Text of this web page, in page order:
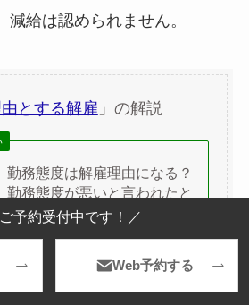
減給は認められません。
とする解雇 」の解説
勤務態度は解雇理由になる？
勤務態度が悪いと言われたと
きの対処法を解説
予約受付中です！／
Web予約する